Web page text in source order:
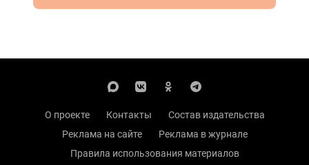
О проекте Контакты
Состав издательства
Реклама на сайте
Реклама в журнале
Правила использования материалов